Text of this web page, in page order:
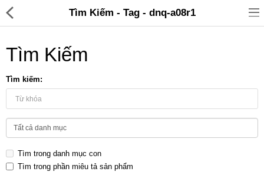
Điện gia dụng
Đồ tiện ích
Tìm Kiếm - Tag - dnq-a08r1
Tìm Kiếm
Tìm kiếm:
Tìm trong danh mục con
Tìm trong phần miêu tả sản phẩm